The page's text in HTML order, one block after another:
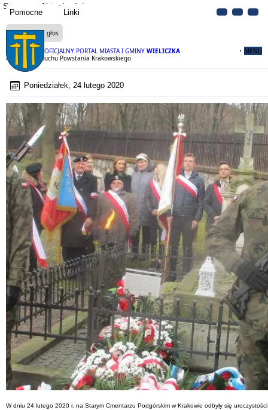
Pomocne Linki
OFICJALNY PORTAL MIASTA I GMINY WIELICZKA MENU
Strona Aktualności
Czytaj na głos
Rocznica wybuchu Powstania Krakowskiego
Poniedziałek, 24 lutego 2020
W dniu 24 lutego 2020 r. na Starym Cmentarzu Podgórskim w Krakowie odbyły się